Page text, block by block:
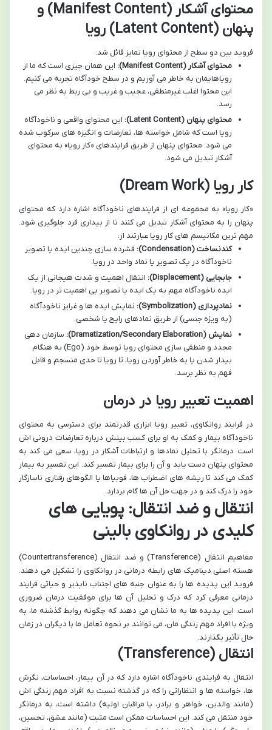
محتوای آشکار (Manifest Content) و
پنهان (Latent Content) رویا
فروید بین دو سطح از محتوای رویا تمایز قائل شد:
محتوای آشکار (Manifest Content):
این همان چیزی است که ما از
رویاهایمان به خاطر می آوریم و در سطح خودآگاه تجربه می کنیم.
این محتوا اغلب غیرمنطقی، عجیب و غریب و بی ربط به نظر می
رسد.
محتوای پنهان (Latent Content):
این محتوای واقعی و ناخودآگاه
رویا است که شامل خواسته ها، تعارضات و انگیزه های سرکوب شده
می شود. محتوای پنهان از طریق فرایندهای «کار رویا» به محتوای
آشکار تبدیل می شود.
کار رویا (Dream Work)
«کار رویا» به مجموعه ای از فرایندهای ناخودآگاه اشاره دارد که محتوای
پنهان را به محتوای آشکار تبدیل می کنند تا از بیداری فرد جلوگیری شود.
مهم ترین مکانیسم های کار رویا عبارتند از:
کندنساخت (Condensation):
فشرده سازی چندین ایده یا تصویر
ناخودآگاه در یک تصویر یا نماد واحد در رویا.
جابجایی (Displacement):
انتقال اهمیت و شدت هیجانی از یک
ایده ناخودآگاه مهم به یک ایده یا تصویر بی اهمیت تر در رویا.
نمادپردازی (Symbolization):
نمایش ایده ها و غرایز ناخودآگاه
(به ویژه جنسی) از طریق نمادهای رایج یا شخصی.
نمایش (Dramatization/Secondary Elaboration):
سازمان دهی
مجدد و منطقی سازی محتوای رویا توسط خود (Ego) به هنگام
بیدار شدن یا به خاطر آوردن رویا، تا رویا تا حدی منسجم و قابل
فهم به نظر برسد.
اهمیت تعبیر رویا در درمان
در فرایند روانکاوی، تعبیر رویا ابزاری قدرتمند برای دسترسی به محتوای
ناخودآگاه بیمار و کمک به او برای کسب بینش درباره تعارضات درونی اش
است. درمانگر با تحلیل نمادها و ارتباطات آشکار در رویا، سعی می کند به
محتوای پنهان دست یابد و آن را برای بیمار تفسیر کند. این تفسیر به بیمار
کمک می کند تا ریشه های اضطراب ها، فوبیاها یا الگوهای رفتاری ناسازگار
خود را درک کند و در جهت حل آن ها گام بردارد.
انتقال و ضد انتقال: پویایی های
کلیدی در روانکاوی بالینی
مفاهیم انتقال (Transference) و ضد انتقال (Countertransference)
هسته اصلی دینامیک های رابطه درمانی در روانکاوی را تشکیل می دهند.
فروید این پدیده ها را به عنوان جنبه های اجتناب ناپذیر و حیاتی فرایند
درمانی معرفی کرد که درک و تحلیل آن ها برای موفقیت درمان ضروری
است. این پدیده ها به ما نشان می دهند که چگونه روابط گذشته ما، به
ویژه با افراد مهم زندگی مان، می توانند بر نحوه تعامل ما با دیگران در زمان
حال تأثیر بگذارند.
انتقال (Transference)
انتقال به فرایندی ناخودآگاه اشاره دارد که در آن بیمار، احساسات، نگرش
ها، خواسته ها و انتظاراتی را که در گذشته نسبت به افراد مهم زندگی اش
(مانند والدین، خواهر و برادر، یا مراقبان اولیه) داشته است، به درمانگر
خود منتقل می کند. این احساسات ممکن است مثبت (مانند عشق، تحسین،